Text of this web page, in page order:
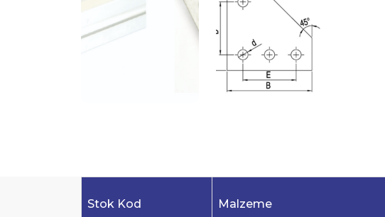
Stok Kod Malzeme